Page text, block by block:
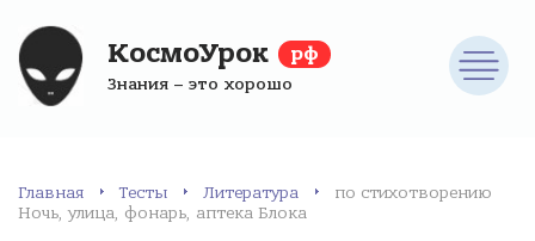
КосмоУрок рф
Знания – это хорошо
Главная Тесты Литература
по стихотворению
Ночь, улица, фонарь, аптека Блока